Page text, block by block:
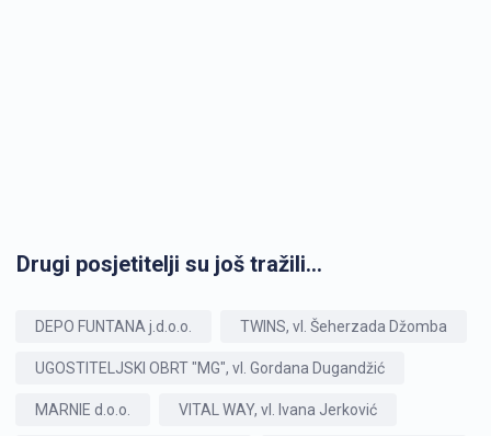
Drugi posjetitelji su još tražili...
DEPO FUNTANA j.d.o.o. TWINS, vl. Šeherzada Džomba
UGOSTITELJSKI OBRT "MG", vl. Gordana Dugandžić
MARNIE d.o.o. VITAL WAY, vl. Ivana Jerković